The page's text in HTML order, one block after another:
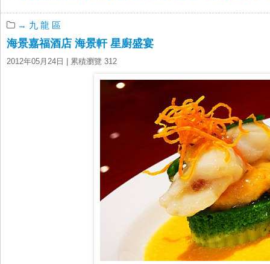
→ 九 龍 區
海景嘉福酒店 海景軒 星廚盛宴
2012年05月24日 | 累積瀏覽 312